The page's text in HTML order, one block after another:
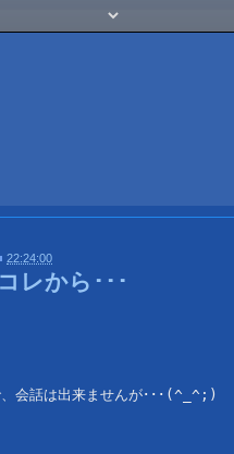
コレから･･･
会話は出来ませんが･･･(^_^;)
22:24:00